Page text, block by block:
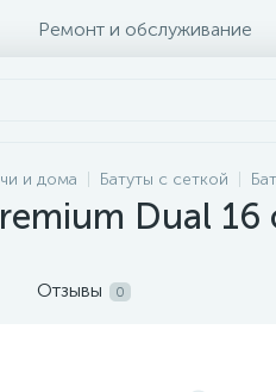
Ремонт и обслуживание
и дома Батуты с сеткой
Dual 16
Отзывы 0